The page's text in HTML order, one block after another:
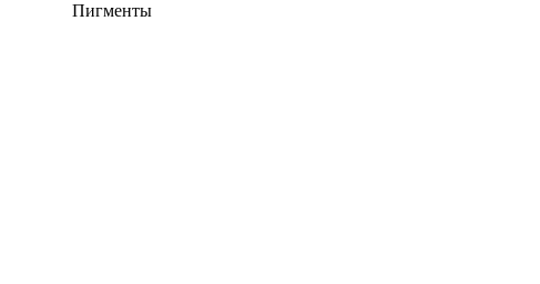
Пигменты